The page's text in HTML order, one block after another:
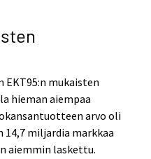
mukaisten
hieman aiempaa
arvo oli
14,7 miljardia markkaa
aiemmin laskettu.